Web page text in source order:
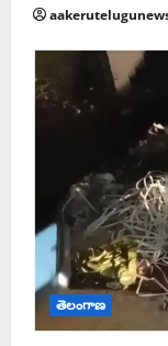
తెలంగాణ